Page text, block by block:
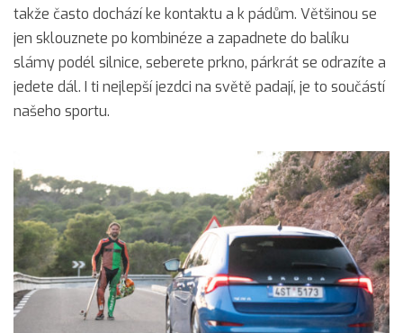
takže často dochází ke kontaktu a k pádům. Většinou se
jen sklouznete po kombinéze a zapadnete do balíku
slámy podél silnice, seberete prkno, párkrát se odrazíte a
jedete dál. I ti nejlepší jezdci na světě padají, je to součástí
našeho sportu.